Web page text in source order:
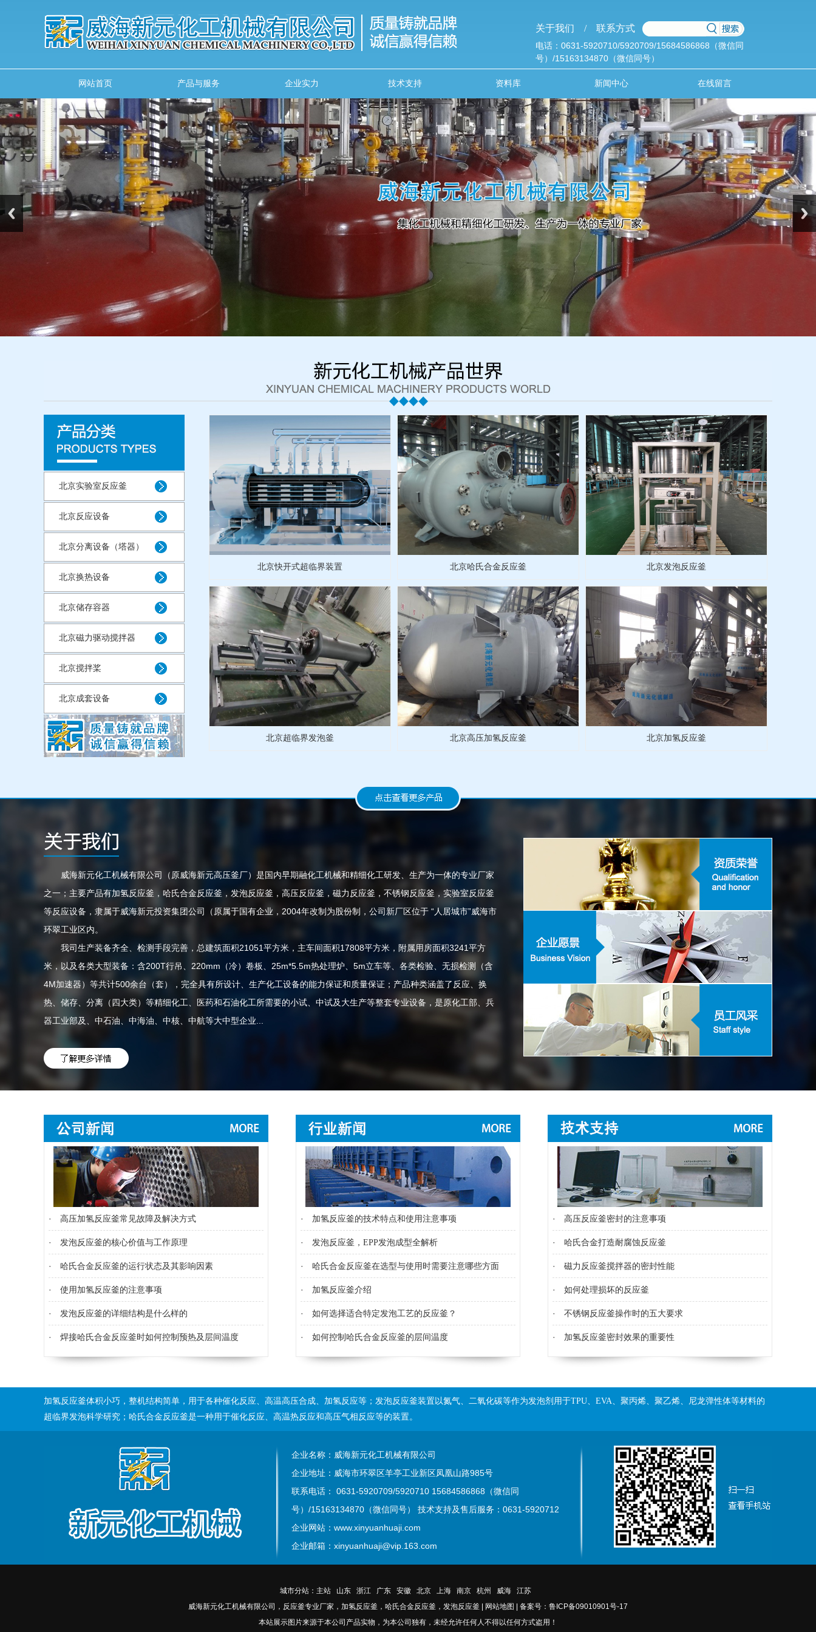
关于我们 /联系方式
电话：0631-5920710/5920709/15684586868（微信同
号）/15163134870（微信同号）
网站首页 产品与服务 企业实力 技术支持 资料库 新闻中心 在线留言
北京实验室反应釜
北京反应设备
北京分离设备（塔器）
北京换热设备
北京储存容器
北京磁力驱动搅拌器
北京搅拌桨
北京成套设备
北京快开式超临界装置 北京哈氏合金反应釜 北京发泡反应釜
北京超临界发泡釜 北京高压加氢反应釜 北京加氢反应釜
威海新元化工机械有限公司（原威海新元高压釜厂）是国内早期融化工机械和精细化工研发、生产为一体的专业厂家
之一；主要产品有加氢反应釜，哈氏合金反应釜，发泡反应釜， 高压反应釜 ， 磁力反应釜 ，不锈钢反应釜，实验室反应釜
等反应设备，隶属于威海新元投资集团公司（原属于国有企业，2004年改制为股份制，公司新厂区位于 “人居城市”威海市
环翠工业区内。
我司生产装备齐全、检测手段完善，总建筑面积21051平方米，主车间面积17808平方米，附属用房面积3241平方
米，以及各类大型装备：含200T行吊、220mm（冷）卷板、25m*5.5m热处理炉、5m立车等、各类检验、无损检测（含
4M加速器）等共计500余台（套），完全具有所设计、生产化工设备的能力保证和质量保证；产品种类涵盖了反应、换
热、储存、分离（四大类）等精细化工、医药和石油化工所需要的小试、中试及大生产等整套专业设备，是原化工部、兵
器工业部及、中石油、中海油、中核、中航等大中型企业...
· 高压加氢反应釜常见故障及解决方式
· 发泡反应釜的核心价值与工作原理
· 哈氏合金反应釜的运行状态及其影响因素
· 使用加氢反应釜的注意事项
· 发泡反应釜的详细结构是什么样的
· 焊接哈氏合金反应釜时如何控制预热及层间温度
· 加氢反应釜的技术特点和使用注意事项
· 发泡反应釜，EPP发泡成型全解析
· 哈氏合金反应釜在选型与使用时需要注意哪些方面
· 加氢反应釜介绍
· 如何选择适合特定发泡工艺的反应釜？
· 如何控制哈氏合金反应釜的层间温度
· 高压反应釜密封的注意事项
· 哈氏合金打造耐腐蚀反应釜
· 磁力反应釜搅拌器的密封性能
· 如何处理损坏的反应釜
· 不锈钢反应釜操作时的五大要求
· 加氢反应釜密封效果的重要性
加氢反应釜体积小巧，整机结构简单，用于各种催化反应、高温高压合成、加氢反应等；发泡反应釜装置以氮气、二氧化碳等作为发泡剂用于TPU、EVA、聚丙烯、聚乙烯、尼龙弹性体等材料的
超临界发泡科学研究；哈氏合金反应釜是一种用于催化反应、高温热反应和高压气相反应等的装置。
企业名称：威海新元化工机械有限公司
企业地址：威海市环翠区羊亭工业新区凤凰山路985号
联系电话： 0631-5920709/5920710 15684586868（微信同
号）/15163134870（微信同号）
技术支持及售后服务：0631-5920712
企业网站：www.xinyuanhuaji.com
企业邮箱：xinyuanhuaji@vip.163.com
城市分站： 主站 山东 浙江 广东 安徽 北京 上海 南京 杭州 威海
江苏
威海新元化工机械有限公司，反应釜专业厂家，加氢反应釜，哈氏合金反应釜，发泡反应釜
网站地图
备案号：鲁ICP备09010901号-17
本站展示图片来源于本公司产品实物，为本公司独有，未经允许任何人不得以任何方式盗用！